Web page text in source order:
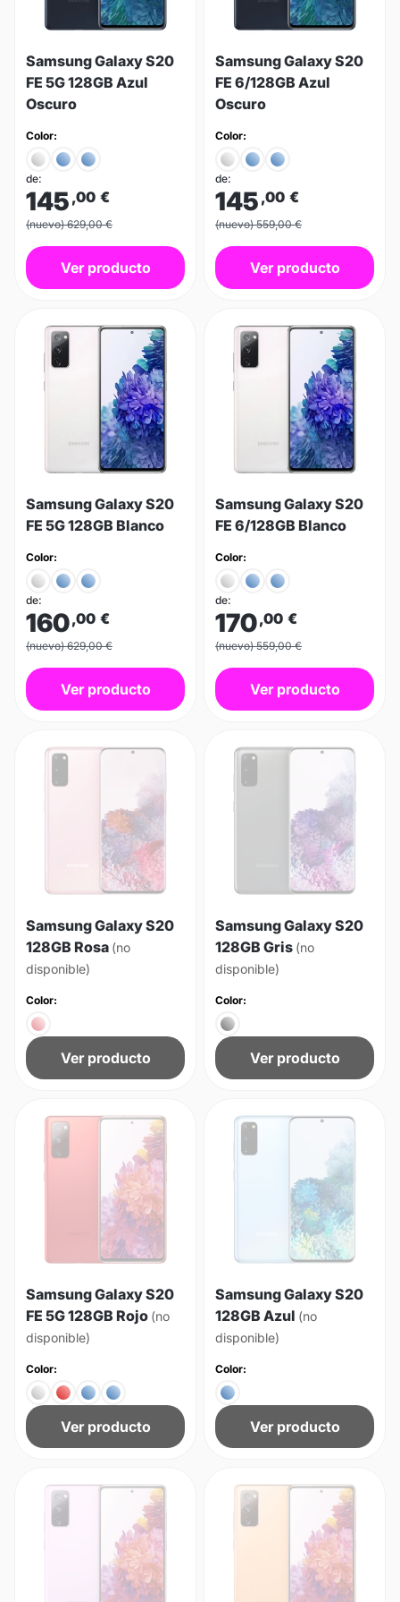
Samsung Galaxy S20
FE 5G 128GB Azul
Oscuro
Color:
de:
145 ,00 €
(nuevo) 629,00 €
Ver producto
Samsung Galaxy S20
FE 6/128GB Azul
Oscuro
Color:
de:
145 ,00 €
(nuevo) 559,00 €
Ver producto
Samsung Galaxy S20
FE 5G 128GB Blanco
Color:
de:
160,00 €
(nuevo) 629,00 €
Ver producto
Samsung Galaxy S20
FE 6/128GB Blanco
Color:
de:
170,00 €
(nuevo) 559,00 €
Ver producto
Samsung Galaxy S20
128GB Rosa (no
disponible)
Color:
Ver producto
Samsung Galaxy S20
128GB Gris (no
disponible)
Color:
Ver producto
Samsung Galaxy S20
FE 5G 128GB Rojo (no
disponible)
Color:
Ver producto
Samsung Galaxy S20
128GB Azul (no
disponible)
Color:
Ver producto